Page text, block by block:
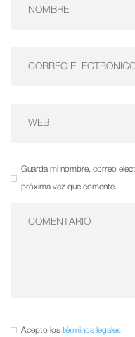
Guarda mi nombre, correo
próxima vez que comente.
Acepto los términos legales